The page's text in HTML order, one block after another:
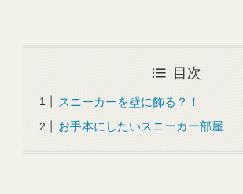
目次
スニーカーを壁に飾る？！
お手本にしたいスニーカー部屋